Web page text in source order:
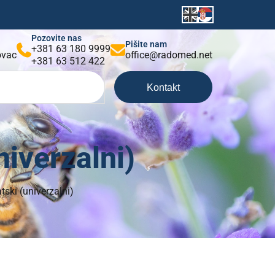
Pozovite nas
+381 63 180 9999
+381 63 512 422
Pišite nam
office@radomed.net
Kontakt
(univerzalni)